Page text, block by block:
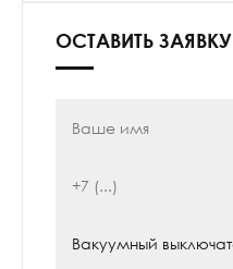
ОСТАВИТЬ ЗАЯВКУ